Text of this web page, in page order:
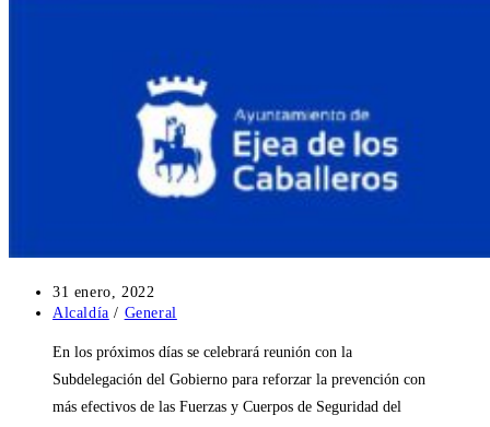
Publicación
de
entrada:
31 enero, 2022
Categoría
la
entrada:
Alcaldía / General
En los próximos días se celebrará reunión con la
Subdelegación del Gobierno para reforzar la prevención con
más efectivos de las Fuerzas y Cuerpos de Seguridad del